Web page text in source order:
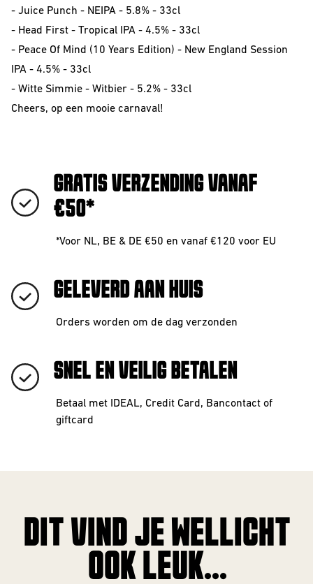
Hops
Piece of Cake
Bokbier
Alcohol Vrij /
Arm
Barrel Aged
Sour
Join our beerclub now!
BEER CLUB
BIEREN
Beer Club Trial
Huurbrouwen
Downloads
- Juice Punch - NEIPA - 5.8% - 33cl
- Head First - Tropical IPA - 4.5% - 33cl
- Peace Of Mind (10 Years Edition) - New England Session
IPA - 4.5% - 33cl
- Witte Simmie - Witbier - 5.2% - 33cl
Cheers, op een mooie carnaval!
GRATIS VERZENDING VANAF
€50*
*Voor NL, BE & DE €50 en vanaf €120 voor EU
GELEVERD AAN HUIS
Orders worden om de dag verzonden
SNEL EN VEILIG BETALEN
Betaal met IDEAL, Credit Card, Bancontact of
giftcard
DIT VIND JE WELLICHT
OOK LEUK...